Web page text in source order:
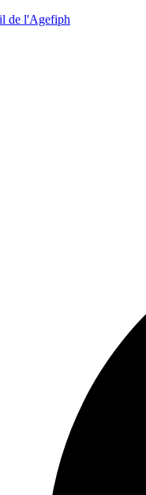
de l'Agefiph